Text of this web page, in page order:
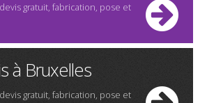
gratuit, fabrication, pose et
à Bruxelles
gratuit, fabrication, pose et